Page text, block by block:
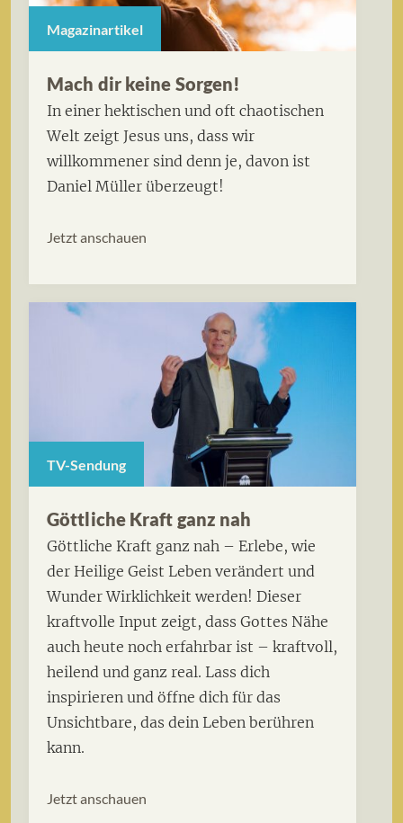
Magazinartikel
Mach dir keine Sorgen!
In einer hektischen und oft chaotischen
Welt zeigt Jesus uns, dass wir
willkommener sind denn je, davon ist
Daniel Müller überzeugt!
Jetzt anschauen
TV-Sendung
Göttliche Kraft ganz nah
Göttliche Kraft ganz nah – Erlebe, wie
der Heilige Geist Leben verändert und
Wunder Wirklichkeit werden! Dieser
kraftvolle Input zeigt, dass Gottes Nähe
auch heute noch erfahrbar ist – kraftvoll,
heilend und ganz real. Lass dich
inspirieren und öffne dich für das
Unsichtbare, das dein Leben berühren
kann.
Jetzt anschauen